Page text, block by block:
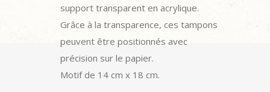
support transparent en acrylique.
Grâce à la transparence, ces tampons
peuvent être positionnés avec
précision sur le papier.
Motif de 14 cm x 18 cm.